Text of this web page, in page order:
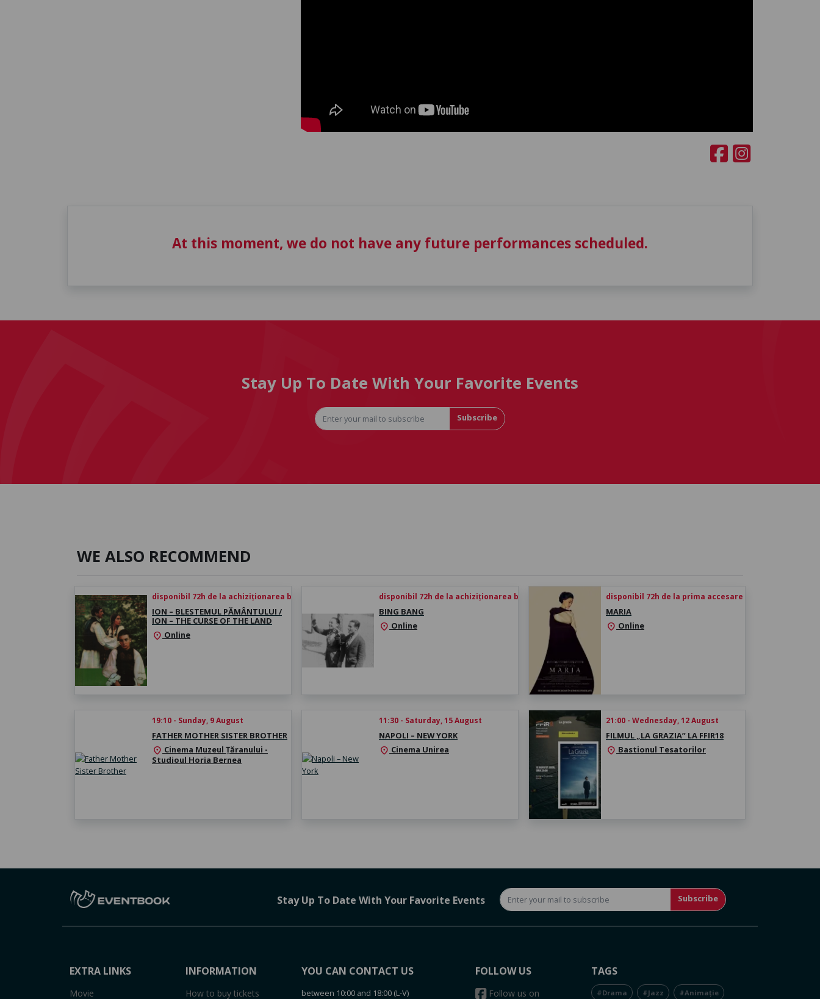
At this moment, we do not have any future performances scheduled.
Stay Up To Date With Your Favorite Events
Subscribe
WE ALSO RECOMMEND
disponibil 72h de la achiziționarea biletului
ION – BLESTEMUL PĂMÂNTULUI /
ION – THE CURSE OF THE LAND
location_on Online
disponibil 72h de la achiziționarea biletului
BING BANG
location_on Online
disponibil 72h de la prima accesare
MARIA
location_on Online
19:10 - Sunday, 9 August
FATHER MOTHER SISTER BROTHER
location_on Cinema Muzeul Țăranului -
Studioul Horia Bernea
11:30 - Saturday, 15 August
NAPOLI – NEW YORK
location_on Cinema Unirea
21:00 - Wednesday, 12 August
FILMUL „LA GRAZIA” LA FFIR18
location_on Bastionul Tesatorilor
Stay Up To Date With Your Favorite Events Subscribe
EXTRA LINKS
Movie
INFORMATION
How to buy tickets
YOU CAN CONTACT US
between 10:00 and 18:00 (L-V)
FOLLOW US
Follow us on
TAGS
#Drama #Jazz #Animație